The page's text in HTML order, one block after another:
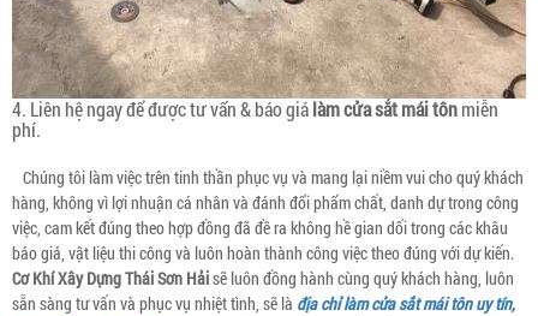
4. Liên hệ ngay để được tư vấn & báo giálàm cửa sắt mái tônmiễn
phí.
Chúng tôi làm việc trên tinh thần phục vụ và mang lại niềm vui cho quý khách
hàng, không vì lợi nhuận cá nhân và đánh đổi phẩm chất, danh dự trong công
việc, cam kết đúng theo hợp đồng đã đề ra không hề gian dối trong các khâu
báo giá, vật liệu thi công và luôn hoàn thành công việc theo đúng với dự kiến.
Cơ Khí Xây Dựng Thái Sơn Hảisẽ luôn đồng hành cùng quý khách hàng, luôn
sẵn sàng tư vấn và phục vụ nhiệt tình, sẽ là địa chỉ làm cửa sắt mái tôn uy tín,